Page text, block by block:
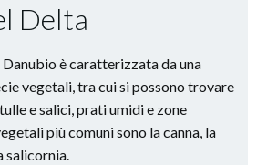
Delta
è caratterizzata da una
vegetali, tra cui si possono trovare
e salici, prati umidi e zone
più comuni sono la canna, la
salicornia.